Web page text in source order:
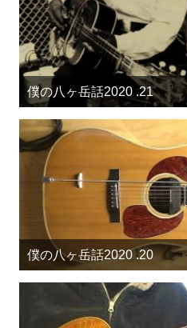
僕の八ヶ岳話2020 .21
僕の八ヶ岳話2020 .20